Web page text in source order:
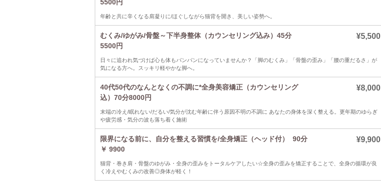
5500円
年齢と共に辛くなる肩凝りに/ほぐしながら猫背を開き、美しい姿勢へ。
むくみ/ゆがみ/骨盤～下半身整体（カウンセリング込み）45分
5500円
¥5,500
日々に追われ気づけば心も体もパンパンになっていませんか？「脚のむくみ」「骨盤の歪み」「腰の重だるさ」が
気になる方へ。スッキリ軽やかな脚へ。
40代50代のなんとなくの不調に*全身美容矯正（カウンセリング
込）70分8000円
¥8,000
末端の冷え/眠れない/だるい/気分が沈む年齢に伴う原因不明の不調に あなたの身体を深く整える。更年期のゆらぎ
や疲労感・気分の波も落ち着く施術
限界になる前に、自分を整える習慣を/全身矯正（ヘッド付） 90分
￥ 9900
¥9,900
猫背・巻き肩・骨盤のゆがみ・全身の歪みをトータルケアしたい☆全身の歪みを矯正することで、全身の循環が良
く冷えやむくみの改善◎身体が軽く！